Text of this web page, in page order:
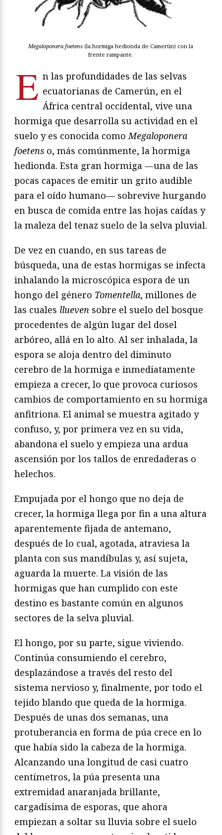
Megaloponera foetens (la hormiga hedionda de Camerún) con la
frente rampante.
E n las profundidades de las selvas
ecuatorianas de Camerún, en el
África central occidental, vive una
hormiga que desarrolla su actividad en el
suelo y es conocida como Megaloponera
foetens o, más comúnmente, la hormiga
hedionda. Esta gran hormiga —una de las
pocas capaces de emitir un grito audible
para el oído humano— sobrevive hurgando
en busca de comida entre las hojas caídas y
la maleza del tenaz suelo de la selva pluvial.
De vez en cuando, en sus tareas de
búsqueda, una de estas hormigas se infecta
inhalando la microscópica espora de un
hongo del género Tomentella, millones de
las cuales llueven sobre el suelo del bosque
procedentes de algún lugar del dosel
arbóreo, allá en lo alto. Al ser inhalada, la
espora se aloja dentro del diminuto
cerebro de la hormiga e inmediatamente
empieza a crecer, lo que provoca curiosos
cambios de comportamiento en su hormiga
anfitriona. El animal se muestra agitado y
confuso, y, por primera vez en su vida,
abandona el suelo y empieza una ardua
ascensión por los tallos de enredaderas o
helechos.
Empujada por el hongo que no deja de
crecer, la hormiga llega por fin a una altura
aparentemente fijada de antemano,
después de lo cual, agotada, atraviesa la
planta con sus mandíbulas y, así sujeta,
aguarda la muerte. La visión de las
hormigas que han cumplido con este
destino es bastante común en algunos
sectores de la selva pluvial.
El hongo, por su parte, sigue viviendo.
Continúa consumiendo el cerebro,
desplazándose a través del resto del
sistema nervioso y, finalmente, por todo el
tejido blando que queda de la hormiga.
Después de unas dos semanas, una
protuberancia en forma de púa crece en lo
que había sido la cabeza de la hormiga.
Alcanzando una longitud de casi cuatro
centímetros, la púa presenta una
extremidad anaranjada brillante,
cargadísima de esporas, que ahora
empiezan a soltar su lluvia sobre el suelo